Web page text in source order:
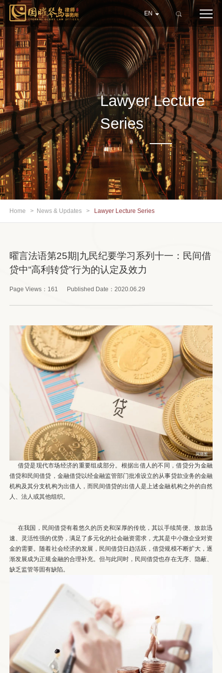
EN
Lawyer Lecture
Series
Home > News & Updates > Lawyer Lecture Series
曜言法语第25期|九民纪要学习系列十一：民间借
贷中“高利转贷”行为的认定及效力
Page Views： 161 Published Date：2020.06.29
借贷是现代市场经济的重要组成部分。根据出借人的不同，借贷分为金融
借贷和民间借贷，金融借贷以经金融监管部门批准设立的从事贷款业务的金融
机构及其分支机构为出借人，而民间借贷的出借人是上述金融机构之外的自然
人、法人或其他组织。
在我国，民间借贷有着悠久的历史和深厚的传统，其以手续简便、放款迅
速、灵活性强的优势，满足了多元化的社会融资需求，尤其是中小微企业对资
金的需要。随着社会经济的发展，民间借贷日趋活跃，借贷规模不断扩大，逐
渐发展成为正规金融的合理补充。但与此同时，民间借贷也存在无序、隐蔽、
缺乏监管等固有缺陷。